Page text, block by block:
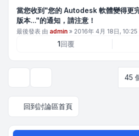
當您收到"您的 Autodesk 軟體變得更
版本..."的通知，請注意！
最後發表 由 admin » 2016年 4月 18日, 10:25
1回覆
45
回到討論區首頁